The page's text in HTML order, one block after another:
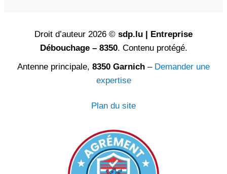
Droit d’auteur 2026 © sdp.lu | Entreprise
Débouchage – 8350. Contenu protégé.
Antenne principale, 8350 Garnich – Demander une
expertise
Plan du site